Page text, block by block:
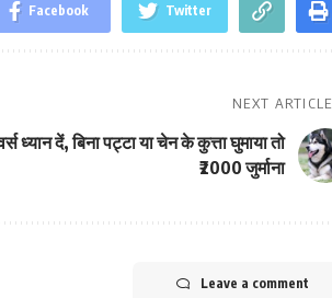
Facebook Twitter
NEXT ARTICLE
ध्यान दें, बिना पट्टा या चेन के कुत्ता घुमाया तो
₹2000 जुर्माना
Leave a comment